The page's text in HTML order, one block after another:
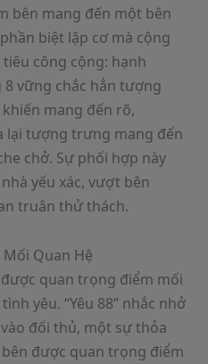
bên mang đến một bên
biệt lập cơ mà cộng
công cộng: hạnh
vững chắc hẳn tượng
mang đến rõ,
lại tượng trưng mang đến
chở. Sự phối hợp này
yếu xác, vượt bên
truân thử thách.
Mối Quan Hệ
quan trọng điểm mối
yêu. “Yêu 88” nhắc nhở
đối thủ, một sự thỏa
được quan trọng điểm